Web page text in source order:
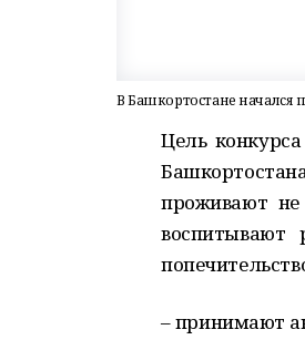
В Башкортостане начался
Цель
проживают
– принимают